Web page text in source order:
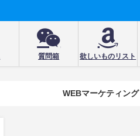
質問箱 欲しいものリスト
WEBマーケティング